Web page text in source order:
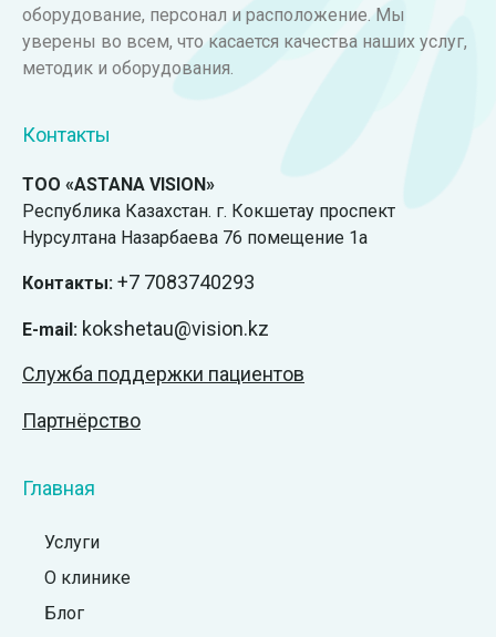
оборудование, персонал и расположение. Мы
уверены во всем, что касается качества наших услуг,
методик и оборудования.
Контакты
ТОО «ASTANA VISION»
Республика Казахстан. г. Кокшетау проспект
Нурсултана Назарбаева 76 помещение 1а
Контакты: +7 7083740293
E-mail: kokshetau@vision.kz
Служба поддержки пациентов
Партнёрство
Главная
Услуги
О клинике
Блог